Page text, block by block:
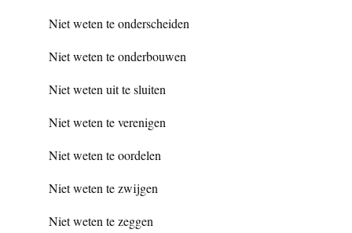
Niet weten te onderscheiden
Niet weten te onderbouwen
Niet weten uit te sluiten
Niet weten te verenigen
Niet weten te oordelen
Niet weten te zwijgen
Niet weten te zeggen